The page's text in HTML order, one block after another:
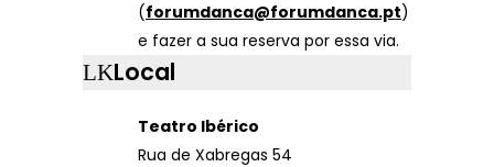
(forumdanca@forumdanca.pt)
e fazer a sua reserva por essa via.
Local
Teatro Ibérico
Rua de Xabregas 54